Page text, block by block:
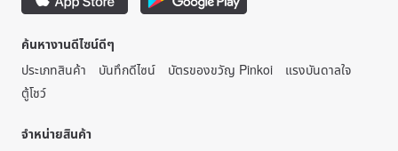
ค้นหางานดีไซน์ดีๆ
ประเภทสินค้า
บันทึกดีไซน์ บัตรของขวัญ Pinkoi
แรงบันดาลใจ
ตู้โชว์
จำหน่ายสินค้า